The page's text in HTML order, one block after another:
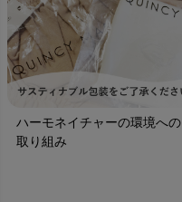
ハーモネイチャーの環境への
取り組み